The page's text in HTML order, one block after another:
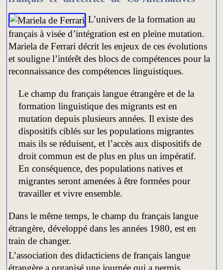
L’univers de la formation au
français à visée d’intégration est en pleine mutation.
Mariela de Ferrari décrit les enjeux de ces évolutions
et souligne l’intérêt des blocs de compétences pour la
reconnaissance des compétences linguistiques.
Le champ du français langue étrangère et de la
formation linguistique des migrants est en
mutation depuis plusieurs années. Il existe des
dispositifs ciblés sur les populations migrantes
mais ils se réduisent, et l’accès aux dispositifs de
droit commun est de plus en plus un impératif.
En conséquence, des populations natives et
migrantes seront amenées à être formées pour
travailler et vivre ensemble.
Dans le même temps, le champ du français langue
étrangère, développé dans les années 1980, est en
train de changer.
L’association des didacticiens de français langue
étrangère a organisé une journée qui a permis